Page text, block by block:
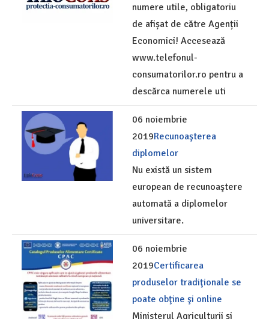
numere utile, obligatoriu
de afișat de către Agenții
Economici! Accesează
www.telefonul-
consumatorilor.ro pentru a
descărca numerele uti
06 noiembrie
2019Recunoaşterea
diplomelor
Nu există un sistem
european de recunoaştere
automată a diplomelor
universitare.
06 noiembrie
2019Certificarea
produselor tradiţionale se
poate obţine şi online
Ministerul Agriculturii și